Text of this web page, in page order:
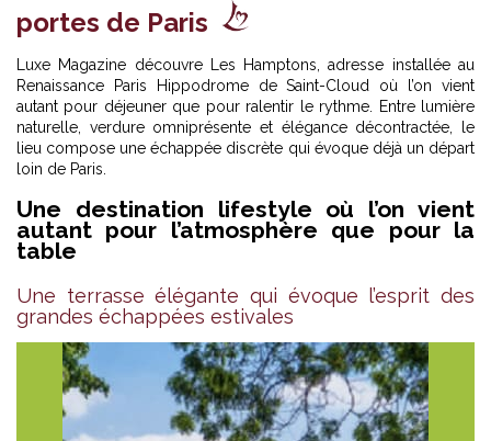
portes de Paris
Luxe Magazine découvre Les Hamptons, adresse installée au
Renaissance Paris Hippodrome de Saint-Cloud où l’on vient
autant pour déjeuner que pour ralentir le rythme. Entre lumière
naturelle, verdure omniprésente et élégance décontractée, le
lieu compose une échappée discrète qui évoque déjà un départ
loin de Paris.
Une destination lifestyle où l’on vient
autant pour l’atmosphère que pour la
table
Une terrasse élégante qui évoque l’esprit des
grandes échappées estivales